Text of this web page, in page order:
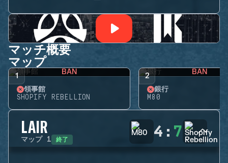
マッチ概要
マップ
1 BAN
領事館
SHOPIFY REBELLION
2 BAN
銀行
M80
LAIR
マップ 1 終了 4 : 7